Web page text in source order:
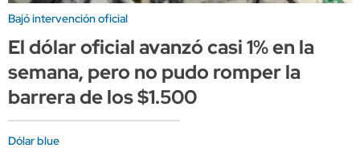
Bajó intervención oficial
El dólar oficial avanzó casi 1% en la
semana, pero no pudo romper la
barrera de los $1.500
Dólar blue